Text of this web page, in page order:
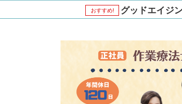
おすすめ! グッドエイジ